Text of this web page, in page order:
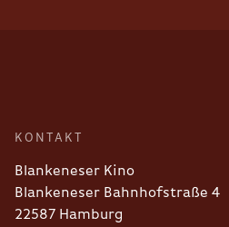
KONTAKT
Blankeneser Kino
Blankeneser Bahnhofstraße 4
22587 Hamburg